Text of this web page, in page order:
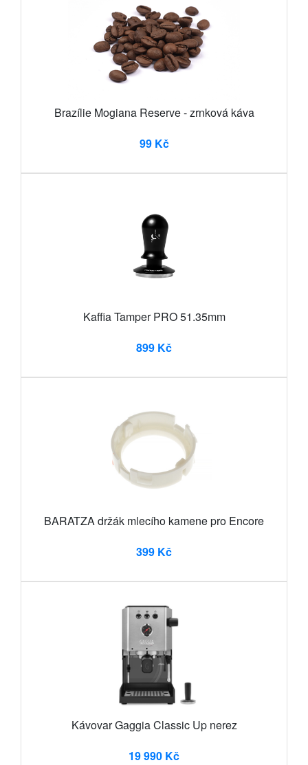
Brazílie Mogiana Reserve - zrnková káva
99 Kč
Kaffia Tamper PRO 51.35mm
899 Kč
BARATZA držák mlecího kamene pro Encore
399 Kč
Kávovar Gaggia Classic Up nerez
19 990 Kč